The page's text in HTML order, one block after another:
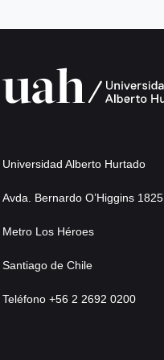
Universidad Alberto Hurtado
Avda. Bernardo O’Higgins 1825
Metro Los Héroes
Santiago de Chile
Teléfono +56 2 2692 0200